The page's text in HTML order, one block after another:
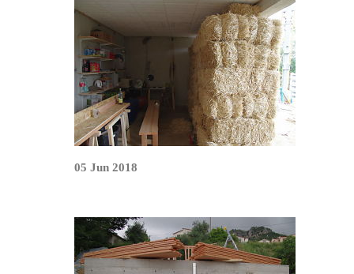
05 Jun 2018